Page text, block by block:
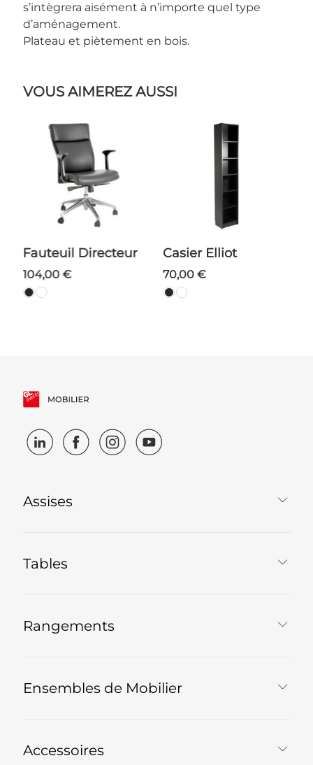
s’intègrera aisément à n’importe quel type
d’aménagement.
Plateau et piètement en bois.
VOUS AIMEREZ AUSSI
Fauteuil Directeur
104,00 €
Casier Elliot
70,00 €
Assises
Tables
Rangements
Ensembles de Mobilier
Accessoires